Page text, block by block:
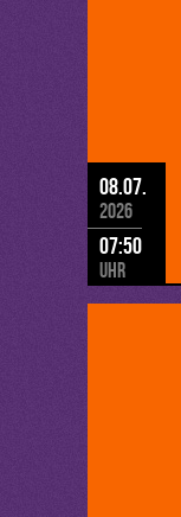
08.07.
2026
07:50
Uhr